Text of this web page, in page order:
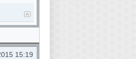
15:19